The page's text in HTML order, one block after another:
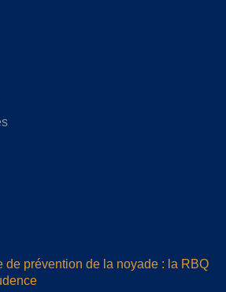
de prévention de la noyade : la RBQ